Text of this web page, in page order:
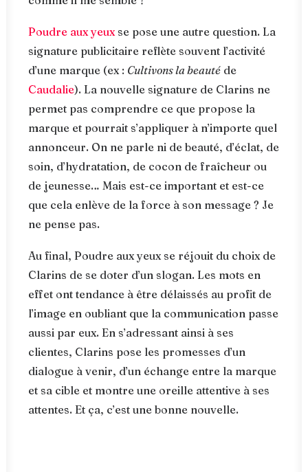
Poudre aux yeuxse pose une autre question. La
signature publicitaire reflète souvent l’activité
d’une marque (ex : Cultivons la beauté de
Caudalie). La nouvelle signature de Clarins ne
permet pas comprendre ce que propose la
marque et pourrait s’appliquer à n’importe quel
annonceur. On ne parle ni de beauté, d’éclat, de
soin, d’hydratation, de cocon de fraîcheur ou
de jeunesse… Mais est-ce important et est-ce
que cela enlève de la force à son message ? Je
ne pense pas.
Au final, Poudre aux yeux se réjouit du choix de
Clarins de se doter d’un slogan. Les mots en
effet ont tendance à être délaissés au profit de
l’image en oubliant que la communication passe
aussi par eux. En s’adressant ainsi à ses
clientes, Clarins pose les promesses d’un
dialogue à venir, d’un échange entre la marque
et sa cible et montre une oreille attentive à ses
attentes. Et ça, c’est une bonne nouvelle.